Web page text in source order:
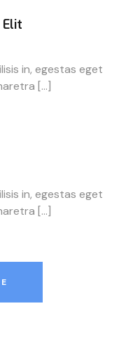
Elit
in, egestas eget
[…]
in, egestas eget
[…]